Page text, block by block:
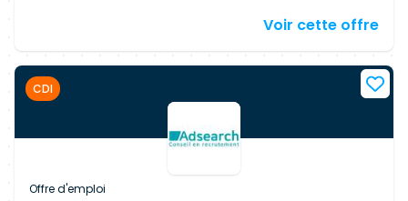
ses clients spécialisé dans le secteur de
Wordpress
(H/F). Le poste est à pourvoir dans le
cadre d'un CDI chez le client final. Développeur
charge des développements et du MCO. Vous
internes en garantissant leur performance, leur
Voir cette offre
CDI
Offre d'emploi